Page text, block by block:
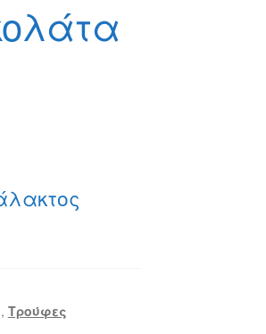
, Τρούφες